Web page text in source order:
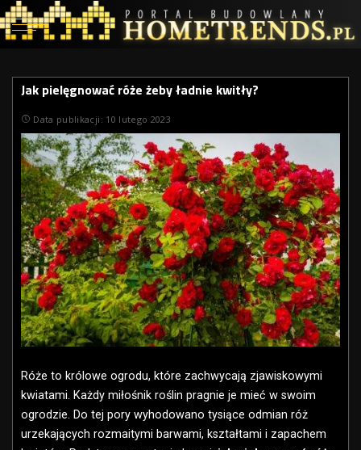
Jak pielęgnować róże żeby ładnie kwitły?
Data publikacji: 10 lutego 2023
Róże to królowe ogrodu, które zachwycają zjawiskowymi
kwiatami. Każdy miłośnik roślin pragnie je mieć w swoim
ogrodzie. Do tej pory wyhodowano tysiące odmian róż
urzekających rozmaitymi barwami, kształtami i zapachem